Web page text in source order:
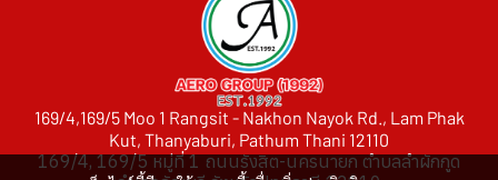
169/4,169/5 Moo 1 Rangsit - Nakhon Nayok Rd., Lam Phak
Kut, Thanyaburi, Pathum Thani 12110
169/4, 169/5 หมู่ที่ 1 ถนนรังสิต-นครนายก ตำบลลำผักกูด